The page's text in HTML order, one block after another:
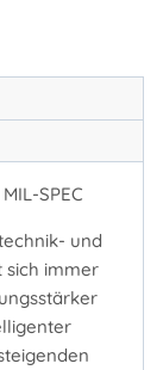
SPEC
und
immer